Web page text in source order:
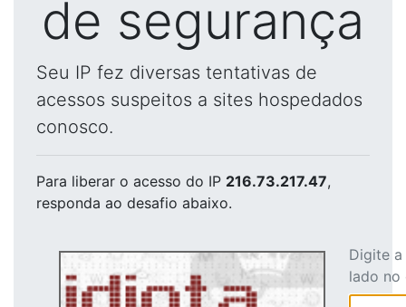
de segurança
Seu IP fez diversas tentativas de
acessos suspeitos a sites hospedados
conosco.
Para liberar o acesso do IP 216.73.217.47,
responda ao desafio abaixo.
Digite
lado no